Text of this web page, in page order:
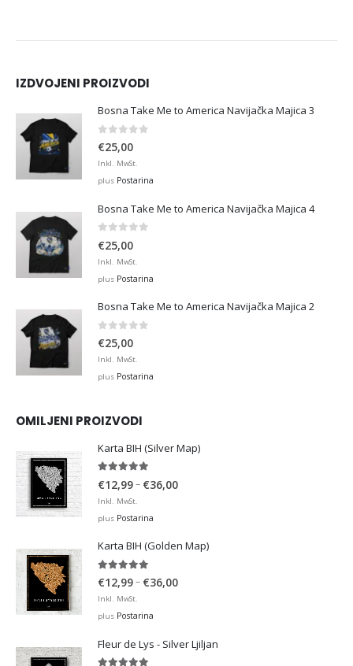
IZDVOJENI PROIZVODI
Bosna Take Me to America Navijačka Majica 3
0 out of 5
€25,00
Inkl. MwSt.
plus Postarina
Bosna Take Me to America Navijačka Majica 4
€25,00
Inkl. MwSt.
plus Postarina
Bosna Take Me to America Navijačka Majica 2
0 out of 5
€25,00
Inkl. MwSt.
plus Postarina
OMILJENI PROIZVODI
Karta BIH (Silver Map)
€12,99– €36,00Price
€36,00
Inkl. MwSt.
plus Postarina
Karta BIH (Golden Map)
4.93out of 5
€12,99– €36,00Price
€36,00
Inkl. MwSt.
plus Postarina
Fleur de Lys - Silver Ljiljan